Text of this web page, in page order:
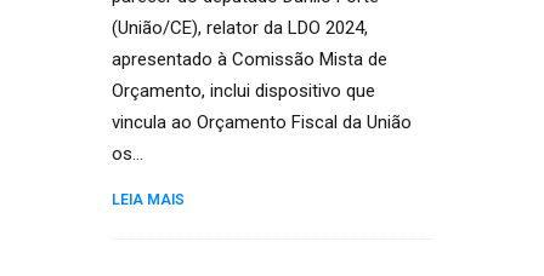
(União/CE), relator da LDO 2024,
apresentado à Comissão Mista de
Orçamento, inclui dispositivo que
vincula ao Orçamento Fiscal da União
os…
LEIA MAIS